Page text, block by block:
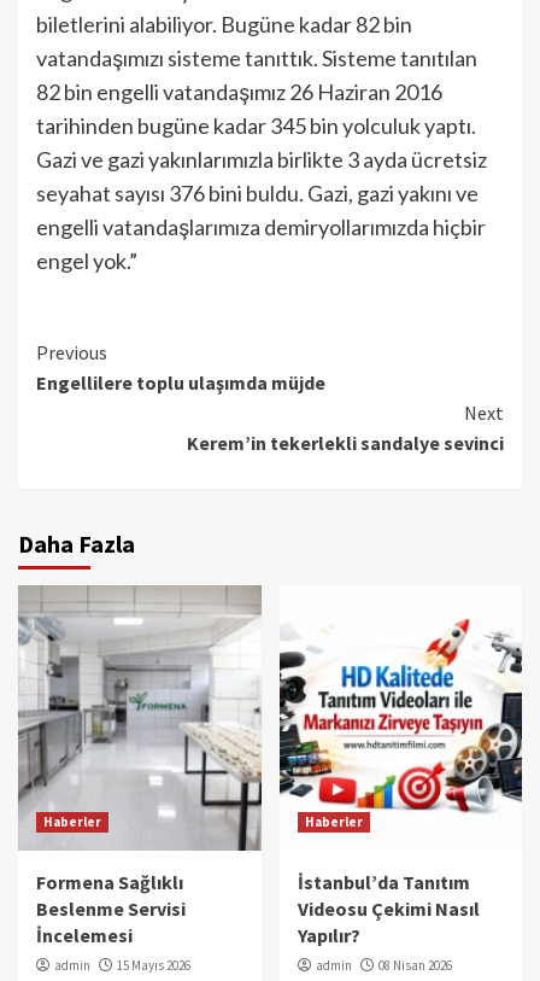
biletlerini alabiliyor. Bugüne kadar 82 bin
vatandaşımızı sisteme tanıttık. Sisteme tanıtılan
82 bin engelli vatandaşımız 26 Haziran 2016
tarihinden bugüne kadar 345 bin yolculuk yaptı.
Gazi ve gazi yakınlarımızla birlikte 3 ayda ücretsiz
seyahat sayısı 376 bini buldu. Gazi, gazi yakını ve
engelli vatandaşlarımıza demiryollarımızda hiçbir
engel yok.”
Continue
Reading
Previous
Engellilere toplu ulaşımda müjde
Next
Kerem’in tekerlekli sandalye sevinci
Daha Fazla
Haberler
Formena Sağlıklı
Beslenme Servisi
İncelemesi
admin 15 Mayıs 2026
Haberler
İstanbul’da Tanıtım
Videosu Çekimi Nasıl
Yapılır?
admin 08 Nisan 2026